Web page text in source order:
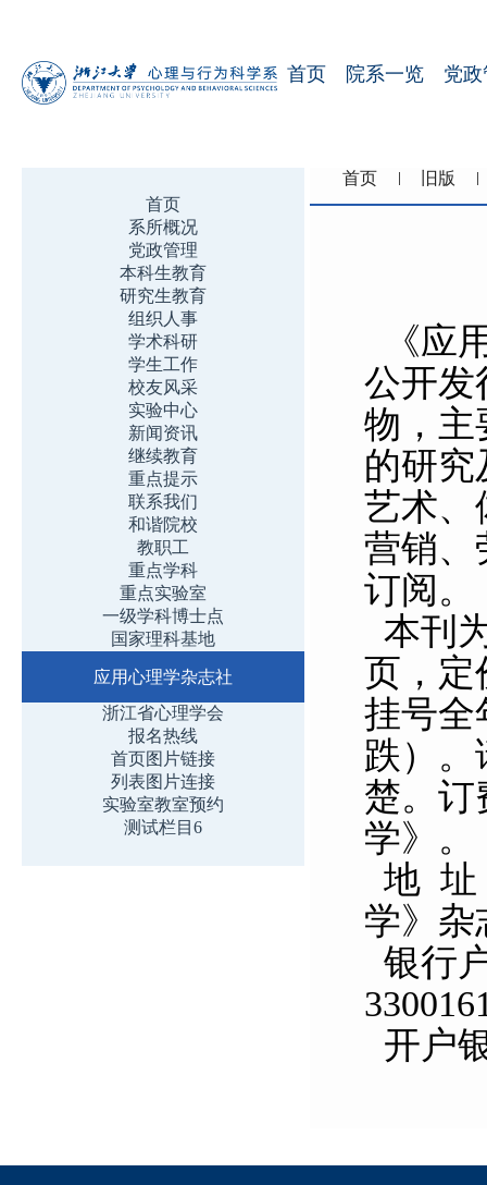
首页 院系一览 党
首页
系所概况
党政管理
本科生教育
研究生教育
组织人事
学术科研
学生工作
校友风采
实验中心
新闻资讯
继续教育
重点提示
联系我们
和谐院校
教职工
重点学科
重点实验室
一级学科博士点
国家理科基地
应用心理学杂志社
浙江省心理学会
报名热线
首页图片链接
列表图片连接
实验室教室预约
测试栏目6
首页 旧版
《应
公开发
物，主
的研究
艺术、
营销、
订阅。
本刊
页，定
挂号全
跌）。
楚。订
学》。
地 址
学》杂
银行
开户